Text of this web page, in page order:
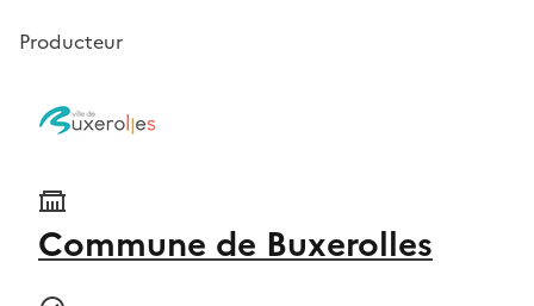
Producteur
Commune de Buxerolles